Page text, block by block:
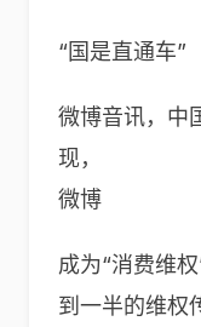
“国是直通车”
微博音讯，中
现，
微博
成为“消费维
到一半的维权